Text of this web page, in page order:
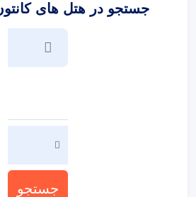
جستجو در هتل های
جستجو